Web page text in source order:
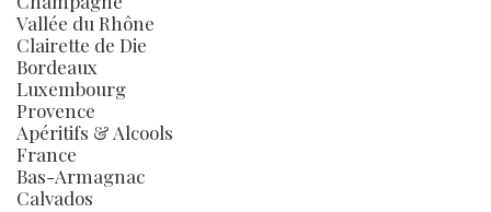
Vallée du Rhône
Clairette de Die
Bordeaux
Luxembourg
Provence
Apéritifs & Alcools
France
Bas-Armagnac
Calvados